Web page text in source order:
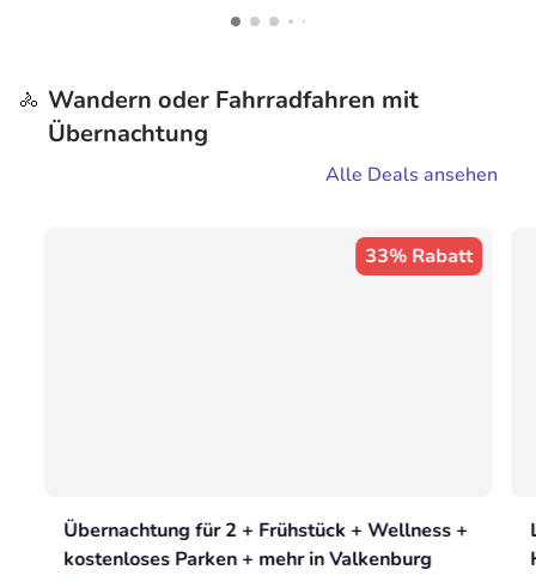
🚴 Wandern oder Fahrradfahren mit
Übernachtung
Alle Deals ansehen
33% Rabatt
Übernachtung für 2 + Frühstück + Wellness +
kostenloses Parken + mehr in Valkenburg